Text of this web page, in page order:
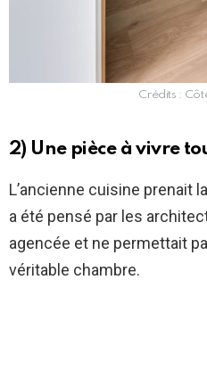
Crédits :
2) Une pièce à vivre
L’ancienne cuisine prenait
a été pensé par les
agencée et ne permettait
véritable chambre.